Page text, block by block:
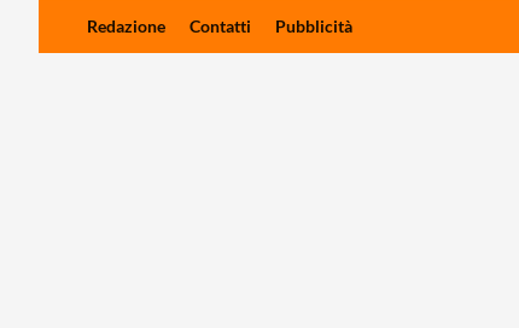
Redazione Contatti Pubblicità